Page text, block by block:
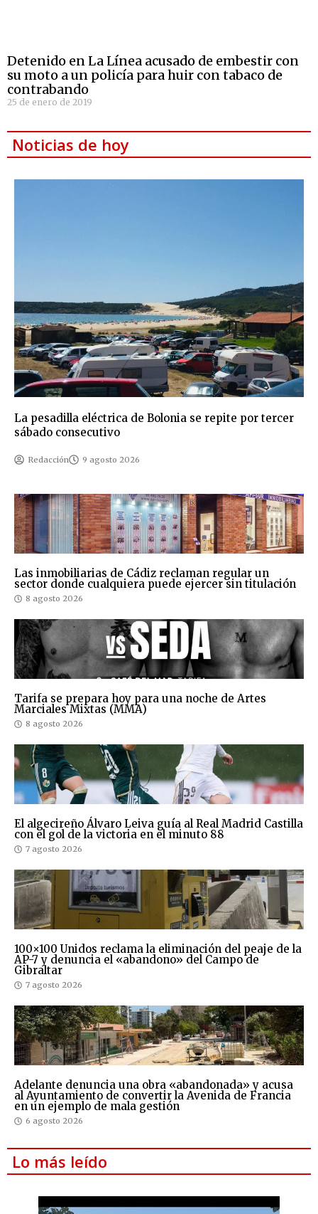
Detenido en La Línea acusado de embestir con
su moto a un policía para huir con tabaco de
contrabando
25 de enero de 2019
Noticias de hoy
La pesadilla eléctrica de Bolonia se repite por tercer
sábado consecutivo
Redacción 9 agosto 2026
Las inmobiliarias de Cádiz reclaman regular un
sector donde cualquiera puede ejercer sin titulación
8 agosto 2026
Tarifa se prepara hoy para una noche de Artes
Marciales Mixtas (MMA)
8 agosto 2026
El algecireño Álvaro Leiva guía al Real Madrid Castilla
con el gol de la victoria en el minuto 88
7 agosto 2026
100×100 Unidos reclama la eliminación del peaje de la
AP-7 y denuncia el «abandono» del Campo de
Gibraltar
7 agosto 2026
Adelante denuncia una obra «abandonada» y acusa
al Ayuntamiento de convertir la Avenida de Francia
en un ejemplo de mala gestión
6 agosto 2026
Lo más leído